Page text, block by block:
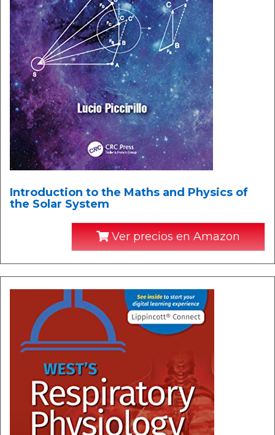
Introduction to the Maths and Physics of
the Solar System
Ver precios en Amazon